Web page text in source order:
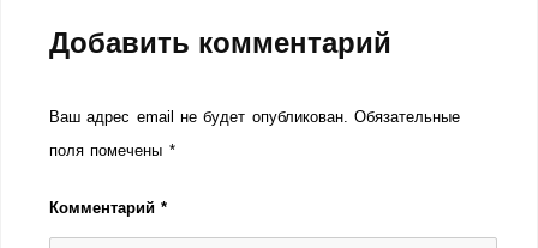
Добавить комментарий
Ваш адрес email не будет опубликован. Обязательные
поля помечены *
Комментарий*